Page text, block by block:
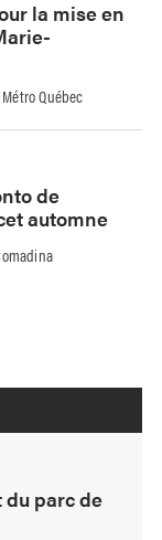
la mise en
Québec
de
automne
du parc de